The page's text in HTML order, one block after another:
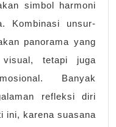
simbol harmoni
Kombinasi unsur-
panorama yang
tetapi juga
Banyak
refleksi diri
ini, karena suasana